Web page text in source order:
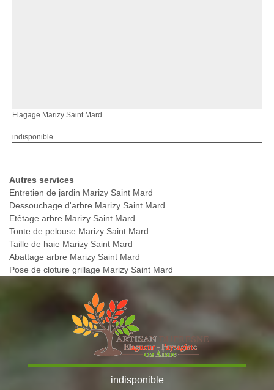
Elagage Marizy Saint Mard
indisponible
Autres services
Entretien de jardin Marizy Saint Mard
Dessouchage d'arbre Marizy Saint Mard
Etêtage arbre Marizy Saint Mard
Tonte de pelouse Marizy Saint Mard
Taille de haie Marizy Saint Mard
Abattage arbre Marizy Saint Mard
Pose de cloture grillage Marizy Saint Mard
indisponible